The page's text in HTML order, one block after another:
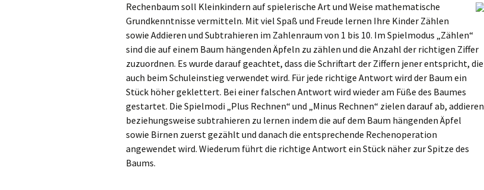
Rechenbaum soll Kleinkindern auf spielerische Art und Weise mathematische
Grundkenntnisse vermitteln. Mit viel Spaß und Freude lernen Ihre Kinder Zählen
sowie Addieren und Subtrahieren im Zahlenraum von 1 bis 10. Im Spielmodus „Zählen“
sind die auf einem Baum hängenden Äpfeln zu zählen und die Anzahl der richtigen Ziffer
zuzuordnen. Es wurde darauf geachtet, dass die Schriftart der Ziffern jener entspricht, die
auch beim Schuleinstieg verwendet wird. Für jede richtige Antwort wird der Baum ein
Stück höher geklettert. Bei einer falschen Antwort wird wieder am Füße des Baumes
gestartet. Die Spielmodi „Plus Rechnen“ und „Minus Rechnen“ zielen darauf ab, addieren
beziehungsweise subtrahieren zu lernen indem die auf dem Baum hängenden Äpfel
sowie Birnen zuerst gezählt und danach die entsprechende Rechenoperation
angewendet wird. Wiederum führt die richtige Antwort ein Stück näher zur Spitze des
Baums.